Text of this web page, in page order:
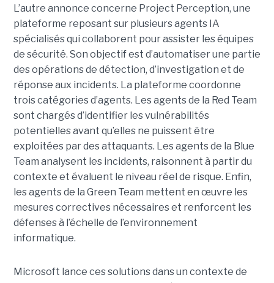
L’autre annonce concerne Project Perception, une
plateforme reposant sur plusieurs agents IA
spécialisés qui collaborent pour assister les équipes
de sécurité. Son objectif est d’automatiser une partie
des opérations de détection, d’investigation et de
réponse aux incidents. La plateforme coordonne
trois catégories d’agents. Les agents de la Red Team
sont chargés d’identifier les vulnérabilités
potentielles avant qu’elles ne puissent être
exploitées par des attaquants. Les agents de la Blue
Team analysent les incidents, raisonnent à partir du
contexte et évaluent le niveau réel de risque. Enfin,
les agents de la Green Team mettent en œuvre les
mesures correctives nécessaires et renforcent les
défenses à l’échelle de l’environnement
informatique.
Microsoft lance ces solutions dans un contexte de